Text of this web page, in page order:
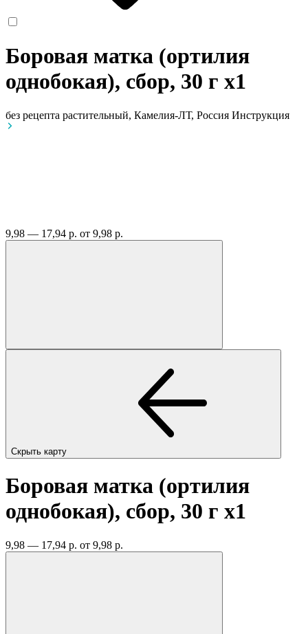
Боровая матка (ортилия
однобокая), сбор, 30 г x1
без рецепта растительный, Камелия-ЛТ, Россия Инструкция
9,98 — 17,94 р. от 9,98 р.
Скрыть карту
Боровая матка (ортилия
однобокая), сбор, 30 г x1
9,98 — 17,94 р. от 9,98 р.